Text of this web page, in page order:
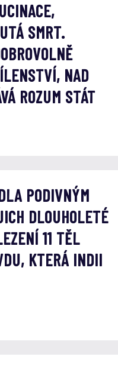
SMRT.
NAD
ROZUM STÁT
PODIVNÝM
DLOUHOLETÉ
11 TĚL
KTERÁ INDII